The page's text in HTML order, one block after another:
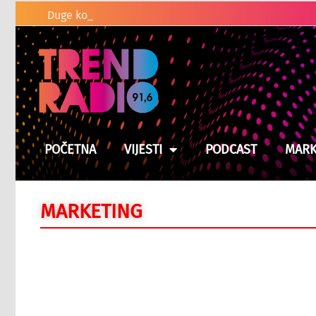
Duge kolone vozila na graničnim pre
POČETNA VIJESTI PODCAST
MARKETING